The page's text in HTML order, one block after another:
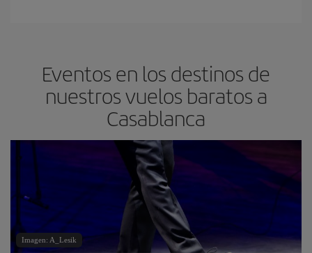
Eventos en los destinos de
nuestros vuelos baratos a
Casablanca
Imagen: A_Lesik